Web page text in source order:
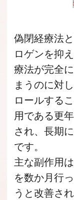
偽閉経療法
ロゲンを抑
療法が完全
まうのに対
ロールする
用である更
され、長期
です。
主な副作用
を数か月行
うと改善さ